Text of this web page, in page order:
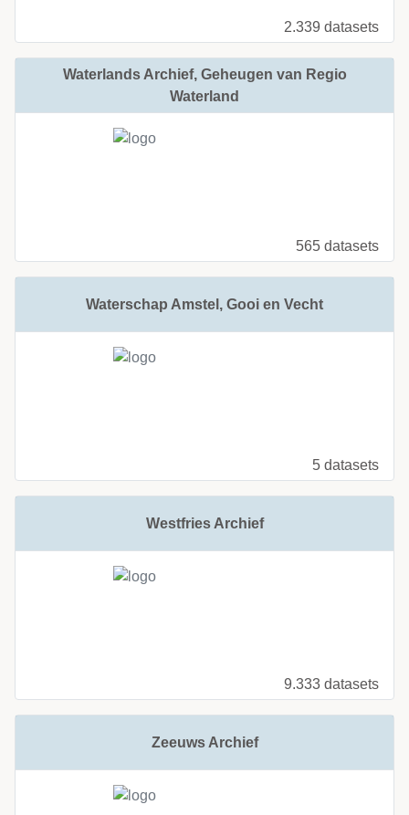
2.339 datasets
Waterlands Archief, Geheugen van Regio
Waterland
565 datasets
Waterschap Amstel, Gooi en Vecht
5 datasets
Westfries Archief
9.333 datasets
Zeeuws Archief